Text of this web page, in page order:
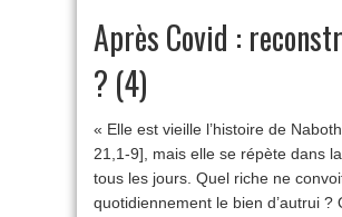
Après Covid :
? (4)
« Elle est vieille l’histoire de
21,1-9], mais elle se répète dans
tous les jours. Quel riche ne
quotidiennement le bien d’autrui ?